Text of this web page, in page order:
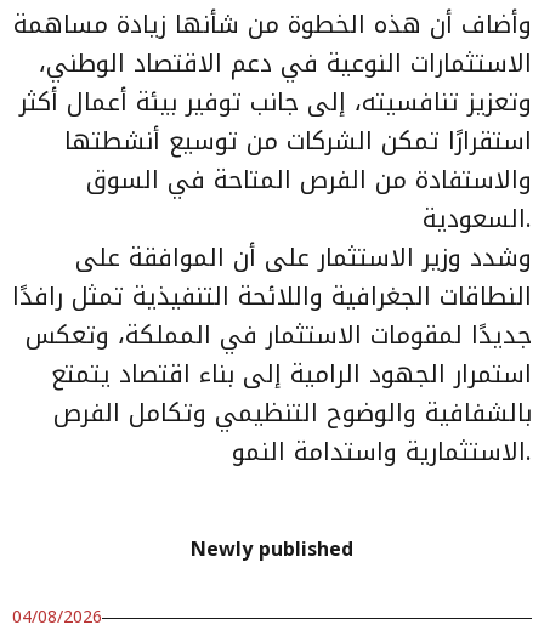
وأضاف أن هذه الخطوة من شأنها زيادة مساهمة
الاستثمارات النوعية في دعم الاقتصاد الوطني،
وتعزيز تنافسيته، إلى جانب توفير بيئة أعمال أكثر
استقرارًا تمكن الشركات من توسيع أنشطتها
والاستفادة من الفرص المتاحة في السوق
السعودية.
وشدد وزير الاستثمار على أن الموافقة على
النطاقات الجغرافية واللائحة التنفيذية تمثل رافدًا
جديدًا لمقومات الاستثمار في المملكة، وتعكس
استمرار الجهود الرامية إلى بناء اقتصاد يتمتع
بالشفافية والوضوح التنظيمي وتكامل الفرص
الاستثمارية واستدامة النمو.
Newly published
04/08/2026